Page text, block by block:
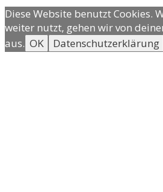
Diese Website benutzt Cookies.
weiter nutzt, gehen wir von
aus. OK Datenschutzerklärung